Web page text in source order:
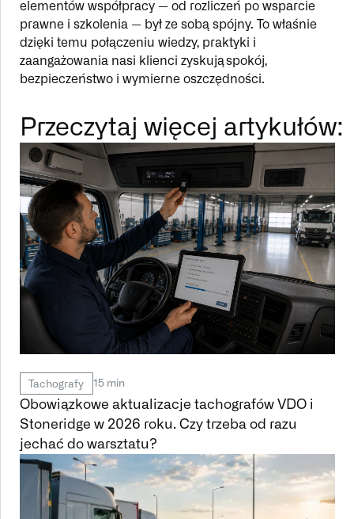
elementów współpracy — od rozliczeń po wsparcie
prawne i szkolenia — był ze sobą spójny. To właśnie
dzięki temu połączeniu wiedzy, praktyki i
zaangażowania nasi klienci zyskują spokój,
bezpieczeństwo i wymierne oszczędności.
Przeczytaj więcej artykułów:
Tachografy 15 min
Obowiązkowe aktualizacje tachografów VDO i
Stoneridge w 2026 roku. Czy trzeba od razu
jechać do warsztatu?